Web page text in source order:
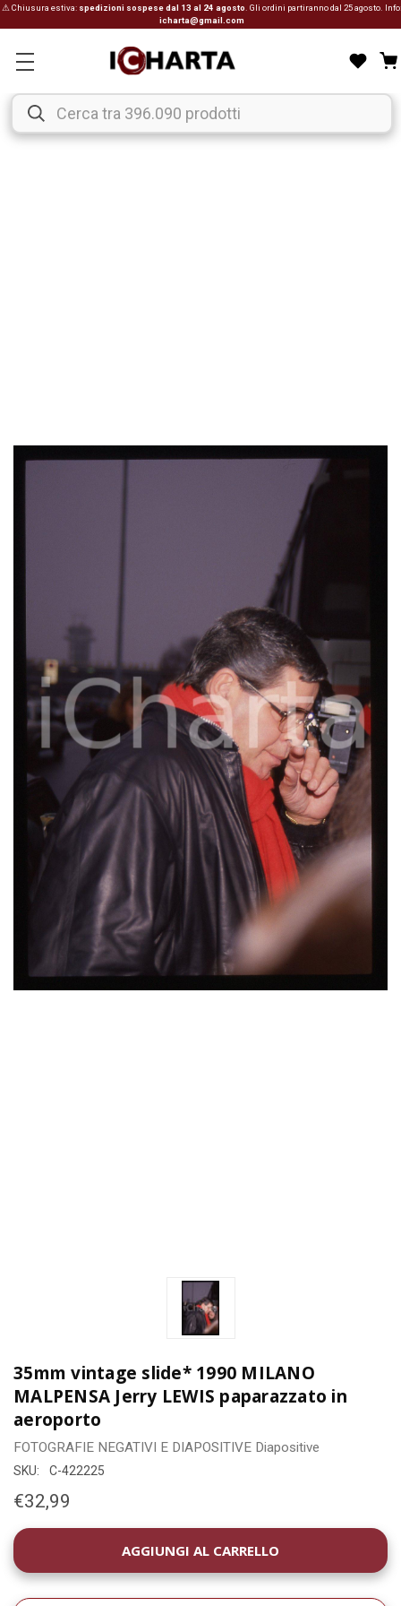
⚠ Chiusura estiva: spedizioni sospese dal 13 al 24 agosto . Gli ordini partiranno dal 25 agosto. Info:
icharta@gmail.com
35mm vintage slide* 1990 MILANO
MALPENSA Jerry LEWIS paparazzato in
aeroporto
FOTOGRAFIE NEGATIVI E DIAPOSITIVE Diapositive
SKU: C-422225
€32,99
DISPONIBILITÀ
ATTUALE: